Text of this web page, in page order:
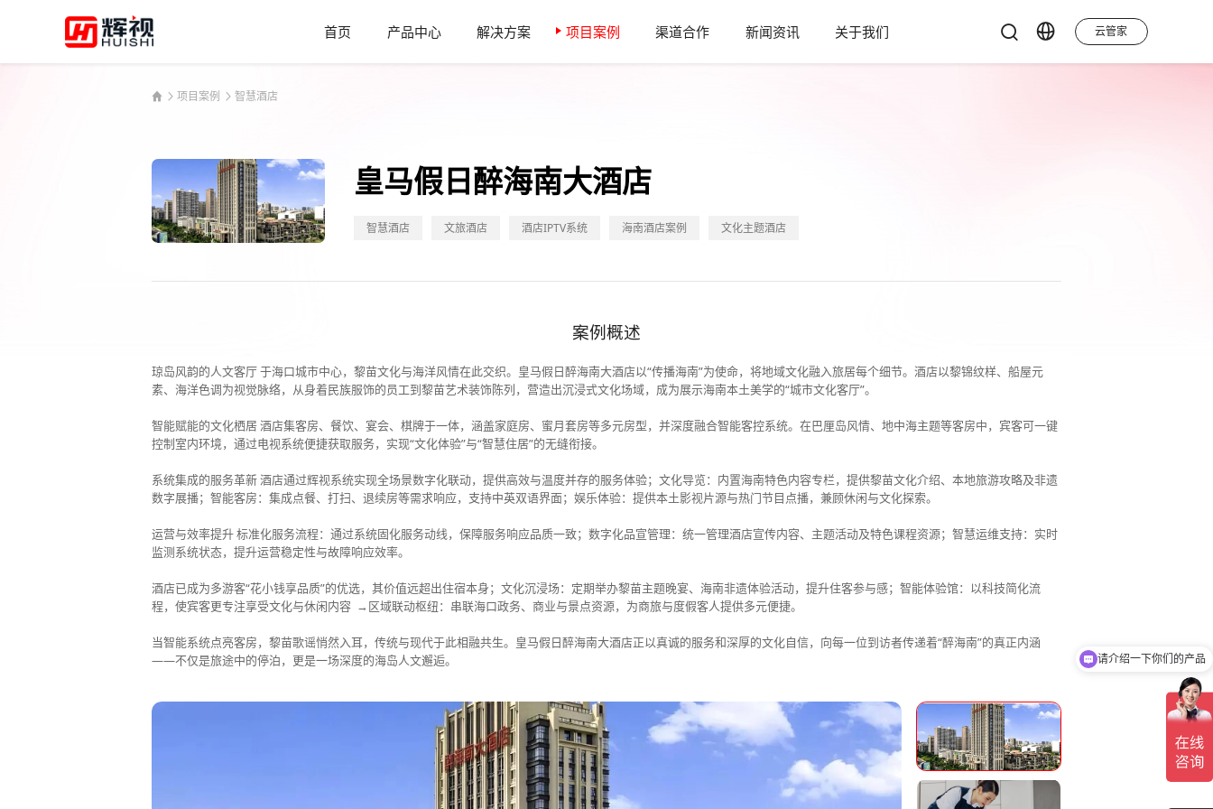
云管家
首页 产品中心 解决方案 项目案例 渠道合作 新闻资讯 关于我们
项目案例 智慧酒店
皇马假日醉海南大酒店
智慧酒店 文旅酒店 酒店IPTV系统 海南酒店案例 文化主题酒店
案例概述
琼岛风韵的人文客厅 于海口城市中心，黎苗文化与海洋风情在此交织。皇马假日醉海南大酒店以“传播海南”为使命，将地域文化融入旅居每个细节。酒店以黎锦纹样、船屋元
素、海洋色调为视觉脉络，从身着民族服饰的员工到黎苗艺术装饰陈列，营造出沉浸式文化场域，成为展示海南本土美学的“城市文化客厅”。
智能赋能的文化栖居 酒店集客房、餐饮、宴会、棋牌于一体，涵盖家庭房、蜜月套房等多元房型，并深度融合智能客控系统。在巴厘岛风情、地中海主题等客房中，宾客可一键
控制室内环境，通过电视系统便捷获取服务，实现“文化体验”与“智慧住居”的无缝衔接。
系统集成的服务革新 酒店通过辉视系统实现全场景数字化联动，提供高效与温度并存的服务体验；文化导览：内置海南特色内容专栏，提供黎苗文化介绍、本地旅游攻略及非遗
数字展播；智能客房：集成点餐、打扫、退续房等需求响应，支持中英双语界面；娱乐体验：提供本土影视片源与热门节目点播，兼顾休闲与文化探索。
运营与效率提升 标准化服务流程：通过系统固化服务动线，保障服务响应品质一致；数字化品宣管理：统一管理酒店宣传内容、主题活动及特色课程资源；智慧运维支持：实时
监测系统状态，提升运营稳定性与故障响应效率。
酒店已成为多游客“花小钱享品质”的优选，其价值远超出住宿本身；文化沉浸场：定期举办黎苗主题晚宴、海南非遗体验活动，提升住客参与感；智能体验馆：以科技简化流
程，使宾客更专注享受文化与休闲内容 →区域联动枢纽：串联海口政务、商业与景点资源，为商旅与度假客人提供多元便捷。
当智能系统点亮客房，黎苗歌谣悄然入耳，传统与现代于此相融共生。皇马假日醉海南大酒店正以真诚的服务和深厚的文化自信，向每一位到访者传递着“醉海南”的真正内涵
——不仅是旅途中的停泊，更是一场深度的海岛人文邂逅。
请介绍一下你们的产品